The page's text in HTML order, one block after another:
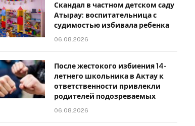
Скандал в частном детском саду
Атырау: воспитательница с
судимостью избивала ребенка
06.08.2026
После жестокого избиения 14-
летнего школьника в Актау к
ответственности привлекли
родителей подозреваемых
06.08.2026